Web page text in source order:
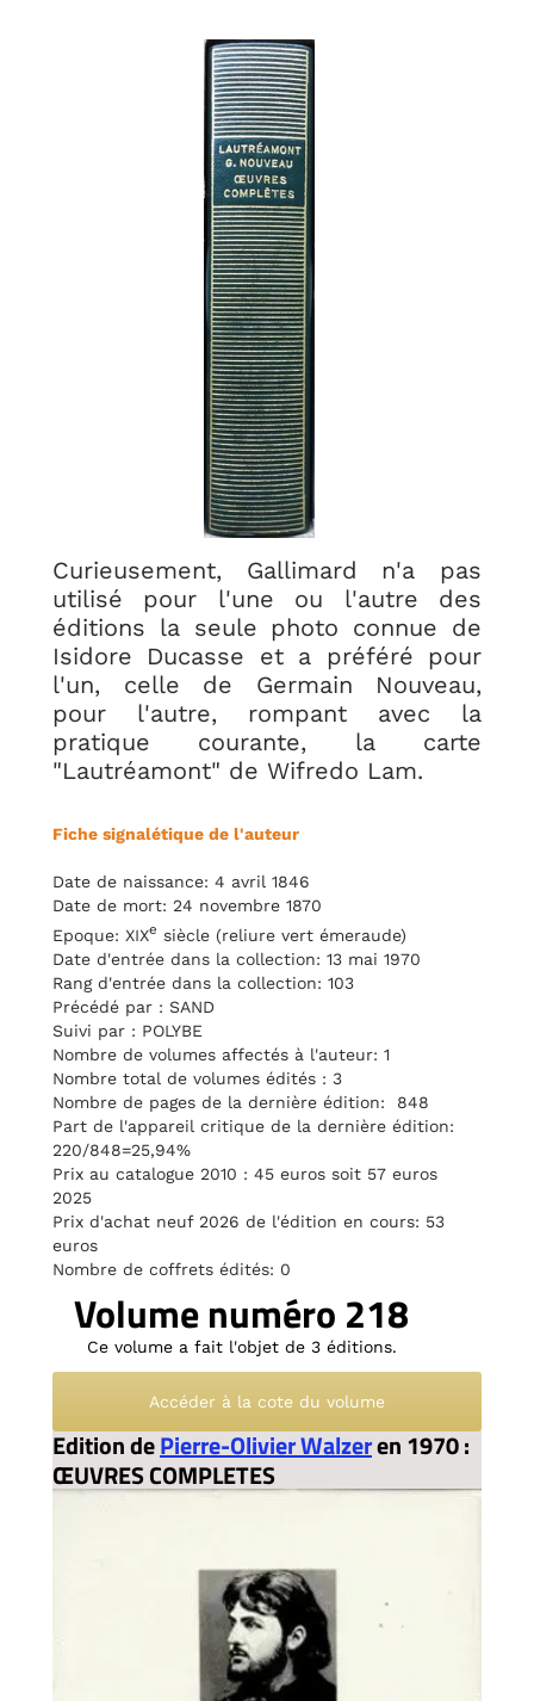
Curieusement, Gallimard n'a pas
utilisé pour l'une ou l'autre des
éditions la seule photo connue de
Isidore Ducasse et a préféré pour
l'un, celle de Germain Nouveau,
pour l'autre, rompant avec la
pratique courante, la carte
"Lautréamont" de Wifredo Lam.
Fiche signalétique de l'auteur
Date de naissance: 4 avril 1846
Date de mort: 24 novembre 1870
Epoque: XIXe siècle (reliure vert émeraude)
Date d'entrée dans la collection: 13 mai 1970
Rang d'entrée dans la collection: 103
Précédé par : SAND
Suivi par : POLYBE
Nombre de volumes affectés à l'auteur: 1
Nombre total de volumes édités : 3
Nombre de pages de la dernière édition: 848
Part de l'appareil critique de la dernière édition:
220/848=25,94%
Prix au catalogue 2010 : 45 euros soit 57 euros
2025
Prix d'achat neuf 2026 de l'édition en cours: 53
euros
Nombre de coffrets édités: 0
Volume numéro 218
Ce volume a fait l'objet de 3 éditions.
Accéder à la cote du volume
Edition dePierre-Olivier Walzeren 1970 :
ŒUVRES COMPLETES